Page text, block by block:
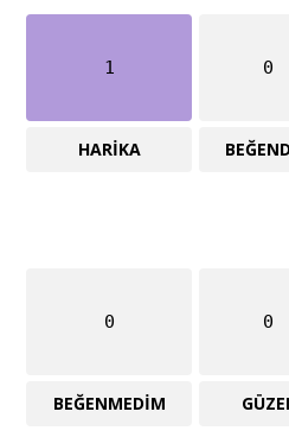
1
HARIKA
0
0
BEĞENMEDIM
0